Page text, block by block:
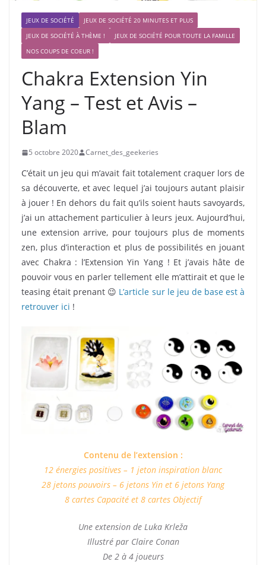
JEUX DE SOCIÉTÉ
JEUX DE SOCIÉTÉ 20 MINUTES ET PLUS
JEUX DE SOCIÉTÉ À THÈME !
JEUX DE SOCIÉTÉ POUR TOUTE LA FAMILLE
NOS COUPS DE COEUR !
Chakra Extension Yin
Yang – Test et Avis –
Blam
5 octobre 2020 Carnet_des_geekeries
C’était un jeu qui m’avait fait totalement craquer lors de
sa découverte, et avec lequel j’ai toujours autant plaisir
à jouer ! En dehors du fait qu’ils soient hauts savoyards,
j’ai un attachement particulier à leurs jeux. Aujourd’hui,
une extension arrive, pour toujours plus de moments
zen, plus d’interaction et plus de possibilités en jouant
avec Chakra : l’Extension Yin Yang ! Et j’avais hâte de
pouvoir vous en parler tellement elle m’attirait et que le
teasing était prenant 😉 L’article sur le jeu de base est à
retrouver ici !
Contenu de l’extension :
12 énergies positives – 1 jeton inspiration blanc
28 jetons pouvoirs – 6 jetons Yin et 6 jetons Yang
8 cartes Capacité et 8 cartes Objectif
Une extension de Luka Krleža
Illustré par Claire Conan
De 2 à 4 joueurs